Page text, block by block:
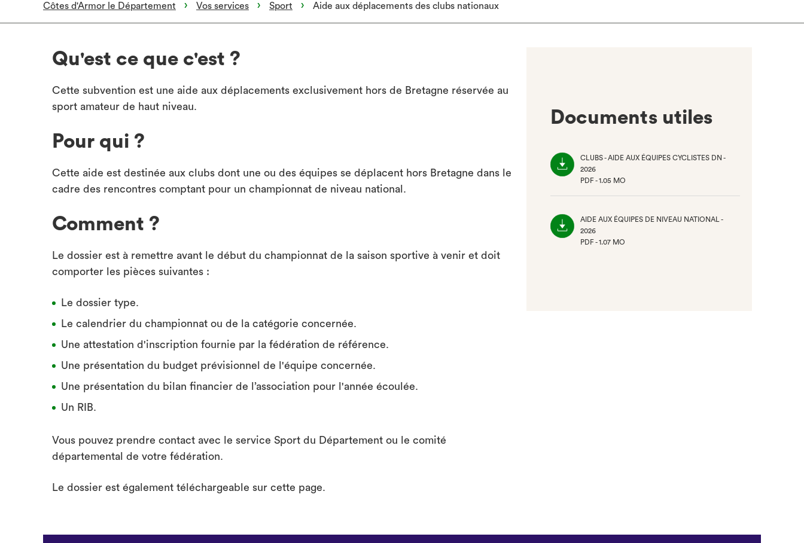
Côtes d'Armor le Département Vos services Sport Aide aux déplacements des clubs nationaux
Qu'est ce que c'est ?
Cette subvention est une aide aux déplacements exclusivement hors de Bretagne réservée au
sport amateur de haut niveau.
Pour qui ?
Cette aide est destinée aux clubs dont une ou des équipes se déplacent hors Bretagne dans le
cadre des rencontres comptant pour un championnat de niveau national.
Comment ?
Le dossier est à remettre avant le début du championnat de la saison sportive à venir et doit
comporter les pièces suivantes :
Le dossier type.
Le calendrier du championnat ou de la catégorie concernée.
Une attestation d'inscription fournie par la fédération de référence.
Une présentation du budget prévisionnel de l'équipe concernée.
Une présentation du bilan financier de l’association pour l'année écoulée.
Un RIB.
Vous pouvez prendre contact avec le service Sport du Département ou le comité
départemental de votre fédération.
Le dossier est également téléchargeable sur cette page.
Documents utiles
CLUBS - AIDE AUX ÉQUIPES CYCLISTES DN -
2026
PDF - 1.05 MO
AIDE AUX ÉQUIPES DE NIVEAU NATIONAL -
2026
PDF - 1.07 MO